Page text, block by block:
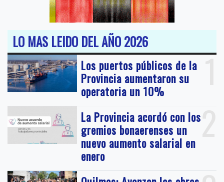
LO MAS LEIDO DEL AÑO 2026
1
Los puertos públicos de la
Provincia aumentaron su
operatoria un 10%
2
La Provincia acordó con los
gremios bonaerenses un
nuevo aumento salarial en
enero